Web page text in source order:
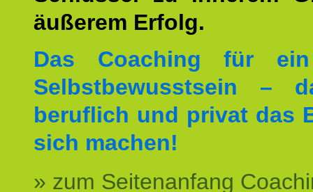
äußerem Erfolg.
Das Coaching für
Selbstbewusstsein –
beruflich und privat das
sich machen!
» zum Seitenanfang